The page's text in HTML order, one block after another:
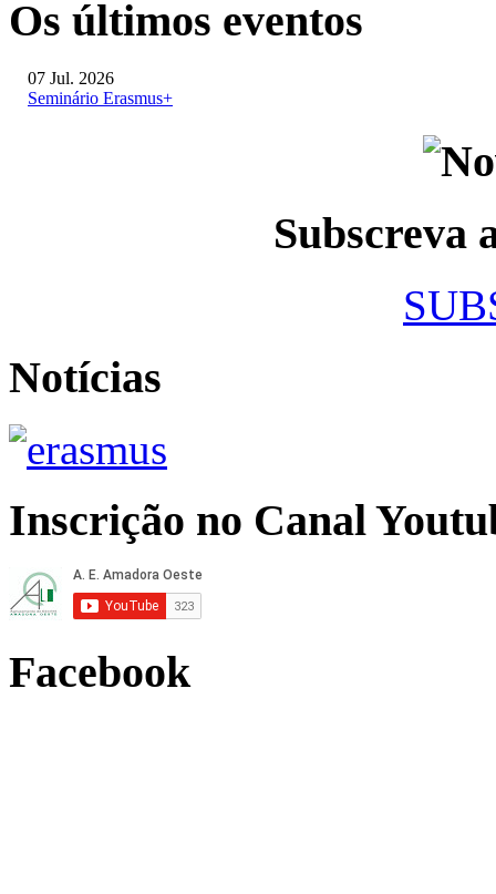
Os últimos eventos
07 Jul. 2026
Seminário Erasmus+
Subscreva
Notícias
Inscrição no Canal
Facebook